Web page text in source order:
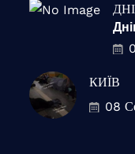
КИЇВ
08